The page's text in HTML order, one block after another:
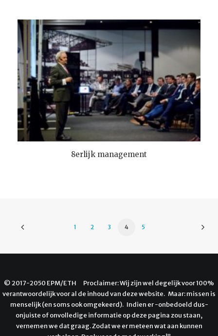
TOEVOEGEN AAN WINKELMANDJE
8erlijk management
1 2 3 4 5
© 2017-2050 EPM/ETH Proclaimer: Wij zijn wel degelijk voor 100%
verantwoordelijk voor al de inhoud van deze website. Maar: missen is
menselijk (en soms ook omgekeerd). Indien er -onbedoeld dus-
onjuiste of onvolledige informatie op deze pagina zou staan,
vernemen we dat graag. Zodat we er meteen wat aan kunnen